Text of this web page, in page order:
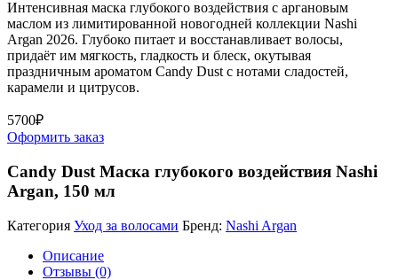
Интенсивная маска глубокого воздействия с аргановым
маслом из лимитированной новогодней коллекции Nashi
Argan 2026. Глубоко питает и восстанавливает волосы,
придаёт им мягкость, гладкость и блеск, окутывая
праздничным ароматом Candy Dust с нотами сладостей,
карамели и цитрусов.
5700₽
Оформить заказ
Candy Dust Маска глубокого воздействия Nashi
Argan, 150 мл
Категория Уход за волосами Бренд: Nashi Argan
Описание
Отзывы (0)